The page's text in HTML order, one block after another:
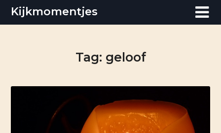
SkipKijkmomentjes
Tag: geloof